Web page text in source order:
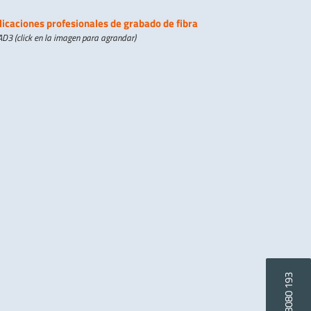
(click en la imagen para agrandar)